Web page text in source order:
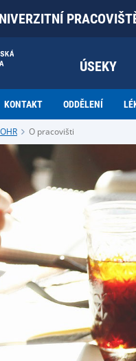
ÚSEKY
KONTAKT ODDĚLENÍ
OHR O pracovišti